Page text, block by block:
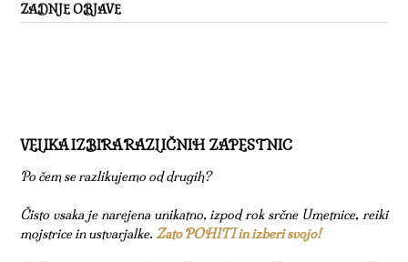
ZADNJE OBJAVE
VELIKA IZBIRA RAZLIČNIH ZAPESTNIC
Po čem se razlikujemo od drugih?
Čisto vsaka je narejena unikatno, izpod rok srčne Umetnice, reiki
mojstrice in ustvarjalke.Zato POHITI in izberi svojo!